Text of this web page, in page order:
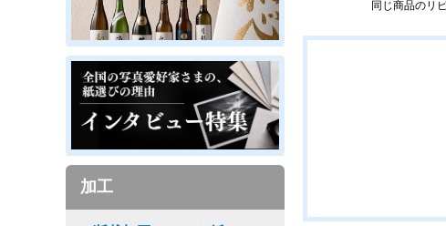
加工
同じ商品のリ